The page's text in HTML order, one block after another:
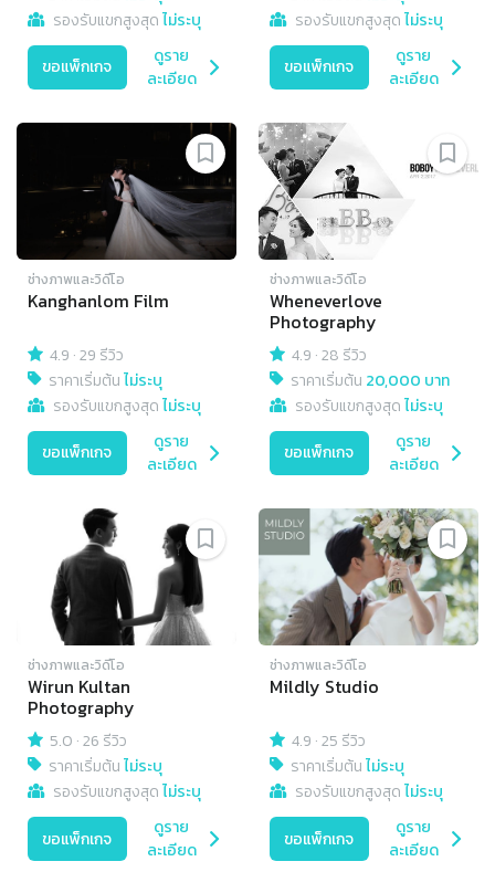
รองรับแขกสูงสุดไม่ระบุ
ขอแพ็กเกจ
ดูราย
ละเอียด
รองรับแขกสูงสุดไม่ระบุ
ขอแพ็กเกจ
ดูราย
ละเอียด
ช่างภาพและวิดีโอ
Kanghanlom Film
4.9 ·29 รีวิว
ราคาเริ่มต้นไม่ระบุ
รองรับแขกสูงสุดไม่ระบุ
ขอแพ็กเกจ
ดูราย
ละเอียด
ช่างภาพและวิดีโอ
Wheneverlove
Photography
4.9 ·28 รีวิว
ราคาเริ่มต้น 20,000 บาท
รองรับแขกสูงสุดไม่ระบุ
ขอแพ็กเกจ
ดูราย
ละเอียด
ช่างภาพและวิดีโอ
Wirun Kultan
Photography
5.0 ·26 รีวิว
ราคาเริ่มต้นไม่ระบุ
รองรับแขกสูงสุดไม่ระบุ
ขอแพ็กเกจ
ดูราย
ละเอียด
ช่างภาพและวิดีโอ
Mildly Studio
4.9 ·25 รีวิว
ราคาเริ่มต้นไม่ระบุ
รองรับแขกสูงสุดไม่ระบุ
ขอแพ็กเกจ
ดูราย
ละเอียด